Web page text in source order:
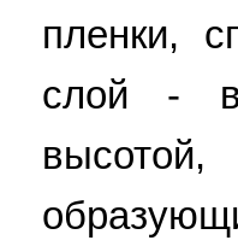
пленки,
слой - в